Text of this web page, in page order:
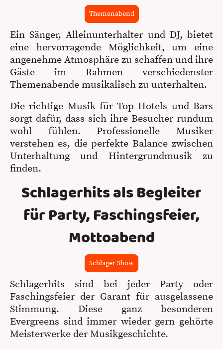
Themenabend
Ein Sänger, Alleinunterhalter und DJ, bietet
eine hervorragende Möglichkeit, um eine
angenehme Atmosphäre zu schaffen und ihre
Gäste im Rahmen verschiedenster
Themenabende musikalisch zu unterhalten.
Die richtige Musik für Top Hotels und Bars
sorgt dafür, dass sich ihre Besucher rundum
wohl fühlen. Professionelle Musiker
verstehen es, die perfekte Balance zwischen
Unterhaltung und Hintergrundmusik zu
finden.
Schlagerhits als Begleiter
für Party, Faschingsfeier,
Mottoabend
Schlager Show
Schlagerhits sind bei jeder Party oder
Faschingsfeier der Garant für ausgelassene
Stimmung. Diese ganz besonderen
Evergreens sind immer wieder gern gehörte
Meisterwerke der Musikgeschichte.